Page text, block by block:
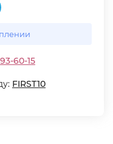
60-15
FIRST10